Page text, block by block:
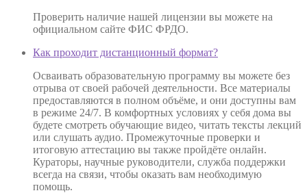
Проверить наличие нашей лицензии вы можете на
официальном сайте ФИС ФРДО.
Как проходит дистанционный формат?
Осваивать образовательную программу вы можете без
отрыва от своей рабочей деятельности. Все материалы
предоставляются в полном объёме, и они доступны вам
в режиме 24/7. В комфортных условиях у себя дома вы
будете смотреть обучающие видео, читать тексты лекций
или слушать аудио. Промежуточные проверки и
итоговую аттестацию вы также пройдёте онлайн.
Кураторы, научные руководители, служба поддержки
всегда на связи, чтобы оказать вам необходимую
помощь.